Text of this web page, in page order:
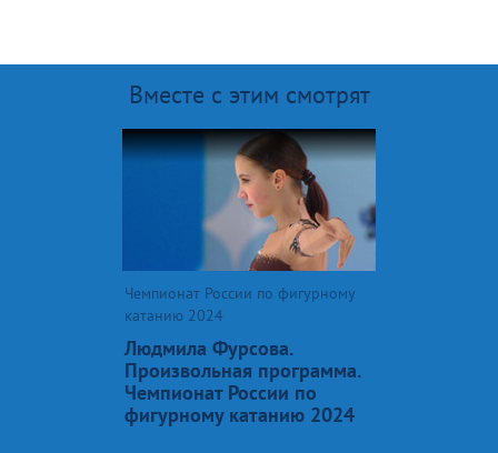
Вместе с этим смотрят
Чемпионат России по фигурному
катанию 2024
Людмила Фурсова.
Произвольная программа.
Чемпионат России по
фигурному катанию 2024